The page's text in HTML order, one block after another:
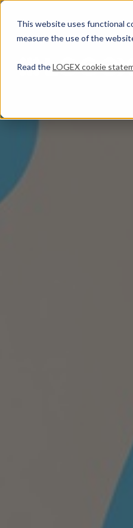
This website uses functional
measure the use of the
Read theLOGEX cookie